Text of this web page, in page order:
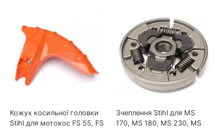
Кожух косильної головки
Stihl для мотокос FS 55, FS
Зчеплення Stihl для MS
170, MS 180, MS 230, MS